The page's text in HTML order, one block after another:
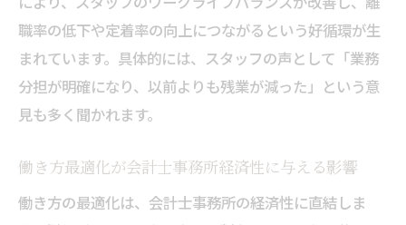
職率の低下や定着率の向上につながるという好循環が生
まれています。具体的には、スタッフの声として「業務
分担が明確になり、以前よりも残業が減った」という意
見も多く聞かれます。
働き方最適化が会計士事務所経済性に与える影響
働き方の最適化は、会計士事務所の経済性に直結しま